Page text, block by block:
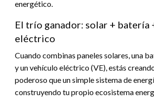
energético.
El trío ganador: solar + batería
eléctrico
Cuando combinas paneles solares, una
y un vehículo eléctrico (VE), estás
poderoso que un simple sistema de
construyendo tu propio ecosistema